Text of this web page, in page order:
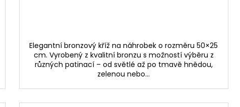
Elegantní bronzový kříž na náhrobek o rozměru 50×25
cm. Vyrobený z kvalitní bronzu s možností výběru z
různých patinací – od světlé až po tmavě hnědou,
zelenou nebo...